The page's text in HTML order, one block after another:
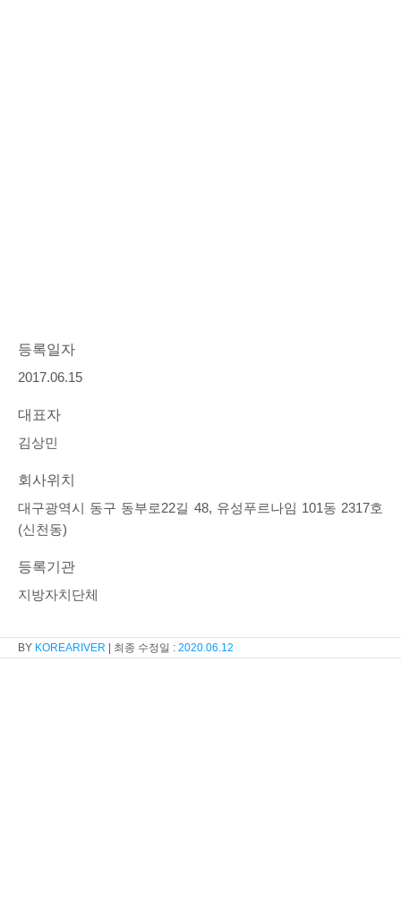
등록일자
2017.06.15
대표자
김상민
회사위치
대구광역시 동구 동부로22길 48, 유성푸르나임 101동 2317호
(신천동)
등록기관
지방자치단체
KOREARIVER 2020.06.12